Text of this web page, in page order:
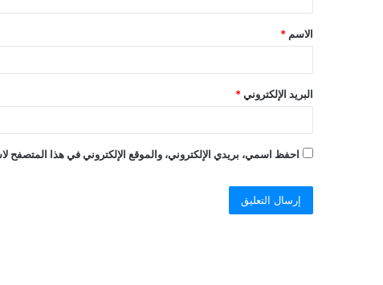
الاسم *
البريد الإلكتروني *
احفظ اسمي، بريدي الإلكتروني، والموقع الإلكتروني في هذا المتصفح